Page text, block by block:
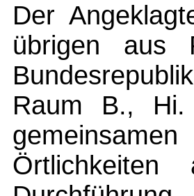
Der
übrigen aus
Raum B.,